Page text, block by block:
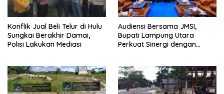
Konflik Jual Beli Telur di Hulu
Sungkai Berakhir Damai,
Polisi Lakukan Mediasi
Audiensi Bersama JMSI,
Bupati Lampung Utara
Perkuat Sinergi dengan